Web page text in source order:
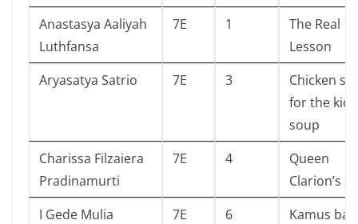
Anastasya Aaliyah
Luthfansa
7E 1
The Real
Lesson
Aryasatya Satrio
7E 3
Chicken
for the kids
soup
Charissa Filzaiera
Pradinamurti
7E 4
Queen
Clarion’s
I Gede Mulia
7E 6
Kamus